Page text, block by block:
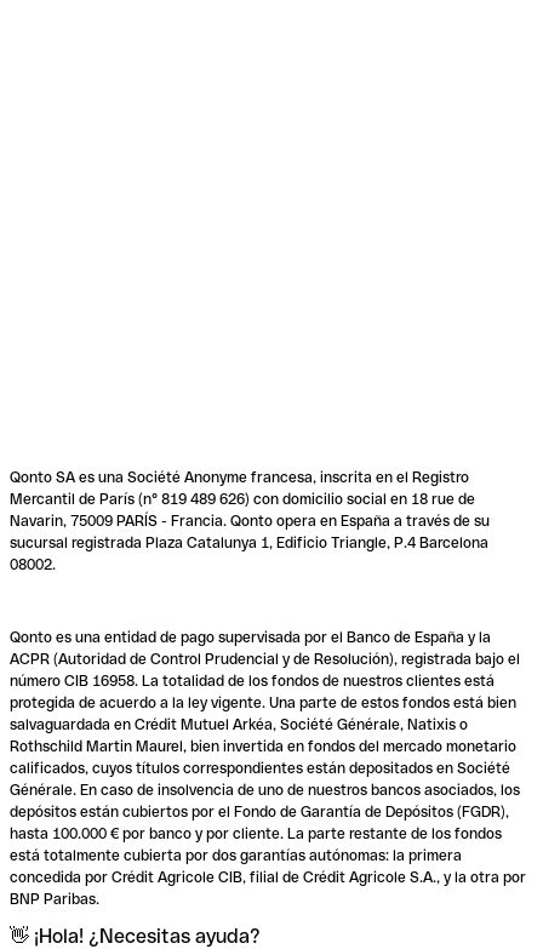
Qonto SA es una Société Anonyme francesa, inscrita en el Registro
Mercantil de París (n° 819 489 626) con domicilio social en 18 rue de
Navarin, 75009 PARÍS - Francia. Qonto opera en España a través de su
sucursal registrada Plaza Catalunya 1, Edificio Triangle, P.4 Barcelona
08002.
Qonto es una entidad de pago supervisada por el Banco de España y la
ACPR (Autoridad de Control Prudencial y de Resolución), registrada bajo el
número CIB 16958. La totalidad de los fondos de nuestros clientes está
protegida de acuerdo a la ley vigente. Una parte de estos fondos está bien
salvaguardada en Crédit Mutuel Arkéa, Société Générale, Natixis o
Rothschild Martin Maurel, bien invertida en fondos del mercado monetario
calificados, cuyos títulos correspondientes están depositados en Société
Générale. En caso de insolvencia de uno de nuestros bancos asociados, los
depósitos están cubiertos por el Fondo de Garantía de Depósitos (FGDR),
hasta 100.000 € por banco y por cliente. La parte restante de los fondos
está totalmente cubierta por dos garantías autónomas: la primera
concedida por Crédit Agricole CIB, filial de Crédit Agricole S.A., y la otra por
BNP Paribas.
👋 ¡Hola! ¿Necesitas ayuda?